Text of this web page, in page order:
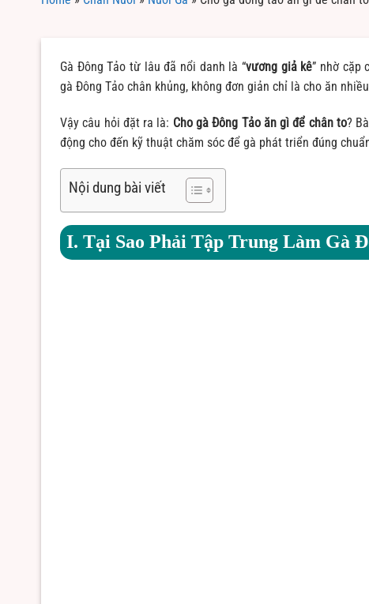
Gà Đông Tảo từ lâu đã nổi danh là “vương giả kê” nhờ cặp
gà Đông Tảo chân khủng, không đơn giản chỉ là cho ăn
Vậy câu hỏi đặt ra là: Cho gà Đông Tảo ăn gì để chân to?
động cho đến kỹ thuật chăm sóc để gà phát triển đúng
Nội dung bài viết
I. Tại Sao Phải Tập Trung Làm Gà